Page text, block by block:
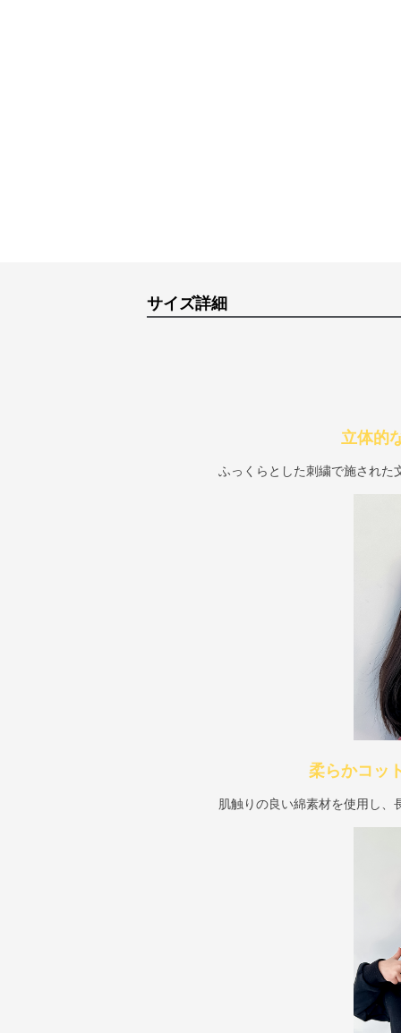
サイズ詳細
立体的
ふっくらとした刺繍で施された
柔らかコッ
肌触りの良い綿素材を使用し、